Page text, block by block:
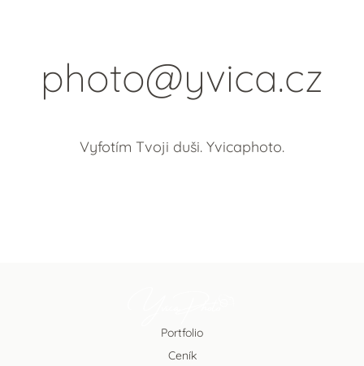
photo@yvica.cz
Vyfotím Tvoji duši. Yvicaphoto.
Portfolio
Ceník